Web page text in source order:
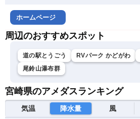
ホームページ
周辺のおすすめスポット
道の駅とうごう RVパーク かどがわ
尾鈴山瀑布群
宮崎県のアメダスランキング
気温 降水量 風